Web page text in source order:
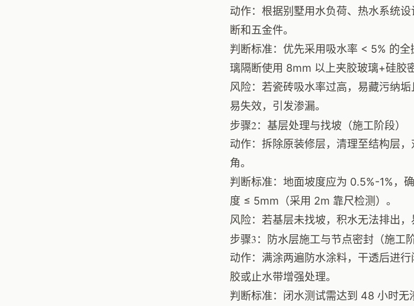
动作：根据别墅用水负荷、热水系统
断和五金件。
判断标准：优先采用吸水率 < 5% 的
璃隔断使用 8mm 以上夹胶玻璃+硅胶
风险：若瓷砖吸水率过高，易藏污纳
易失效，引发渗漏。
步骤2：基层处理与找坡（施工阶段）
动作：拆除原装修层，清理至结构层
角。
判断标准：地面坡度应为 0.5%-1%，
度 ≤ 5mm（采用 2m 靠尺检测）。
风险：若基层未找坡，积水无法排出
步骤3：防水层施工与节点密封（施工阶
动作：满涂两遍防水涂料，干透后进
胶或止水带增强处理。
判断标准：闭水测试需达到 48 小时